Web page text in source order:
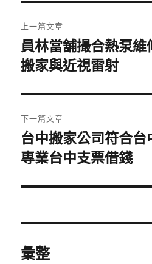
章
導
覽
上一篇文章
上
一
文
章:
員林當舖撮合熱泵
搬家與近視雷射
下一篇文章
下
一
文
台中搬家公司符合
專業台中支票借錢
彙整